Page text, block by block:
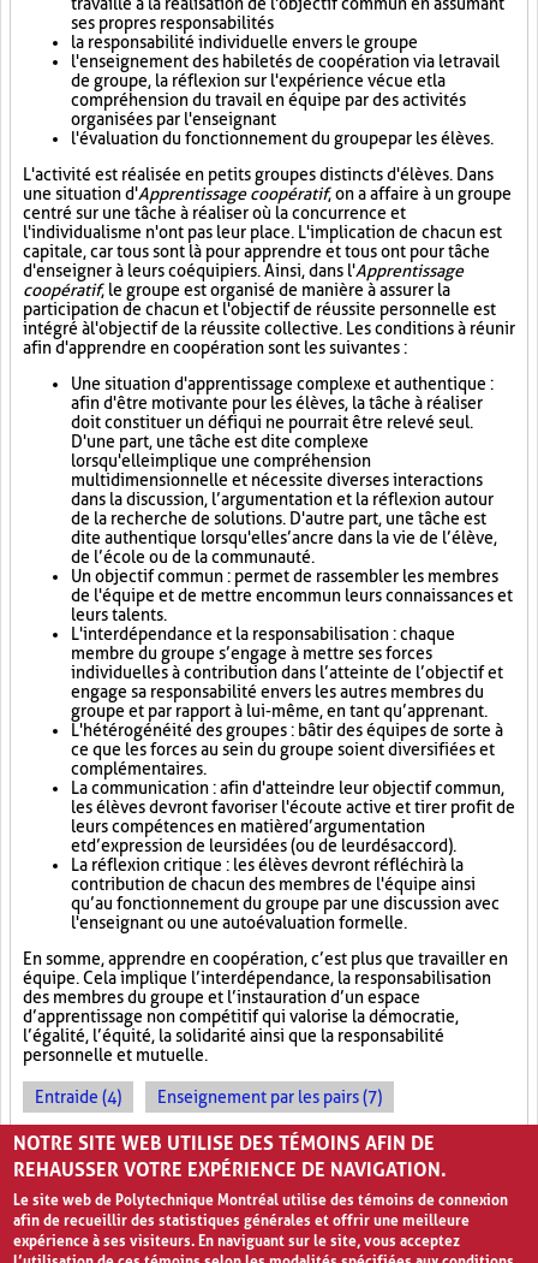
ses propres responsabilités
la responsabilité individuelle envers le groupe
l'enseignement des habiletés de coopération via le travail
de groupe, la réflexion sur l'expérience vécue et la
compréhension du travail en équipe par des activités
organisées par l'enseignant
l'évaluation du fonctionnement du groupe par les élèves.
L'activité est réalisée en petits groupes distincts d'élèves. Dans
une situation d'Apprentissage coopératif, on a affaire à un groupe
centré sur une tâche à réaliser où la concurrence et
l'individualisme n'ont pas leur place. L'implication de chacun est
capitale, car tous sont là pour apprendre et tous ont pour tâche
d'enseigner à leurs coéquipiers. Ainsi, dans l'Apprentissage
coopératif, le groupe est organisé de manière à assurer la
participation de chacun et l'objectif de réussite personnelle est
intégré à l'objectif de la réussite collective. Les conditions à réunir
afin d'apprendre en coopération sont les suivantes :
Une situation d'apprentissage complexe et authentique :
afin d'être motivante pour les élèves, la tâche à réaliser
doit constituer un défi qui ne pourrait être relevé seul.
D'une part, une tâche est dite complexe
lorsqu'elle implique une compréhension
multidimensionnelle et nécessite diverses interactions
dans la discussion, l’argumentation et la réflexion autour
de la recherche de solutions. D'autre part, une tâche est
dite authentique lorsqu'elle s’ancre dans la vie de l’élève,
de l’école ou de la communauté.
Un objectif commun : permet de rassembler les membres
de l'équipe et de mettre en commun leurs connaissances et
leurs talents.
L'interdépendance et la responsabilisation : chaque
membre du groupe s’engage à mettre ses forces
individuelles à contribution dans l’atteinte de l’objectif et
engage sa responsabilité envers les autres membres du
groupe et par rapport à lui-même, en tant qu’apprenant.
L'hétérogénéité des groupes : bâtir des équipes de sorte à
ce que les forces au sein du groupe soient diversifiées et
complémentaires.
La communication : afin d'atteindre leur objectif commun,
les élèves devront favoriser l'écoute active et tirer profit de
leurs compétences en matière d’argumentation
et d’expression de leurs idées (ou de leur désaccord).
La réflexion critique : les élèves devront réfléchir à la
contribution de chacun des membres de l'équipe ainsi
qu’au fonctionnement du groupe par une discussion avec
l'enseignant ou une autoévaluation formelle.
En somme, apprendre en coopération, c’est plus que travailler en
équipe. Cela implique l’interdépendance, la responsabilisation
des membres du groupe et l’instauration d’un espace
d’apprentissage non compétitif qui valorise la démocratie,
l’égalité, l’équité, la solidarité ainsi que la responsabilité
personnelle et mutuelle.
Entraide (4) Enseignement par les pairs (7)
Socialisation (8)
NOTRE SITE WEB UTILISE DES TÉMOINS AFIN DE
REHAUSSER VOTRE EXPÉRIENCE DE NAVIGATION.
Le site web de Polytechnique Montréal utilise des témoins de connexion
afin de recueillir des statistiques générales et offrir une meilleure
expérience à ses visiteurs. En naviguant sur le site, vous acceptez